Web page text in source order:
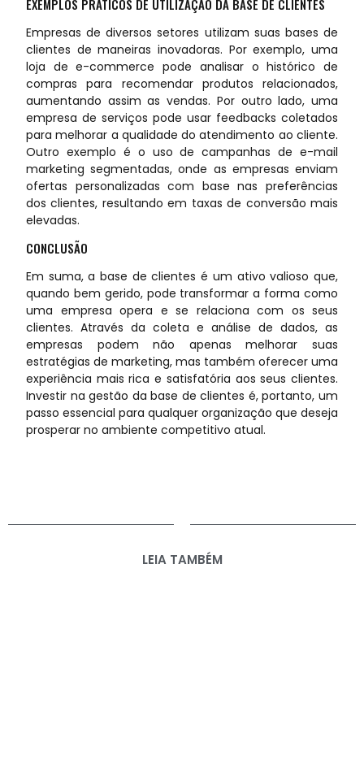
EXEMPLOS PRÁTICOS DE UTILIZAÇÃO DA BASE DE CLIENTES
Empresas de diversos setores utilizam suas bases de
clientes de maneiras inovadoras. Por exemplo, uma
loja de e-commerce pode analisar o histórico de
compras para recomendar produtos relacionados,
aumentando assim as vendas. Por outro lado, uma
empresa de serviços pode usar feedbacks coletados
para melhorar a qualidade do atendimento ao cliente.
Outro exemplo é o uso de campanhas de e-mail
marketing segmentadas, onde as empresas enviam
ofertas personalizadas com base nas preferências
dos clientes, resultando em taxas de conversão mais
elevadas.
CONCLUSÃO
Em suma, a base de clientes é um ativo valioso que,
quando bem gerido, pode transformar a forma como
uma empresa opera e se relaciona com os seus
clientes. Através da coleta e análise de dados, as
empresas podem não apenas melhorar suas
estratégias de marketing, mas também oferecer uma
experiência mais rica e satisfatória aos seus clientes.
Investir na gestão da base de clientes é, portanto, um
passo essencial para qualquer organização que deseja
prosperar no ambiente competitivo atual.
LEIA TAMBÉM